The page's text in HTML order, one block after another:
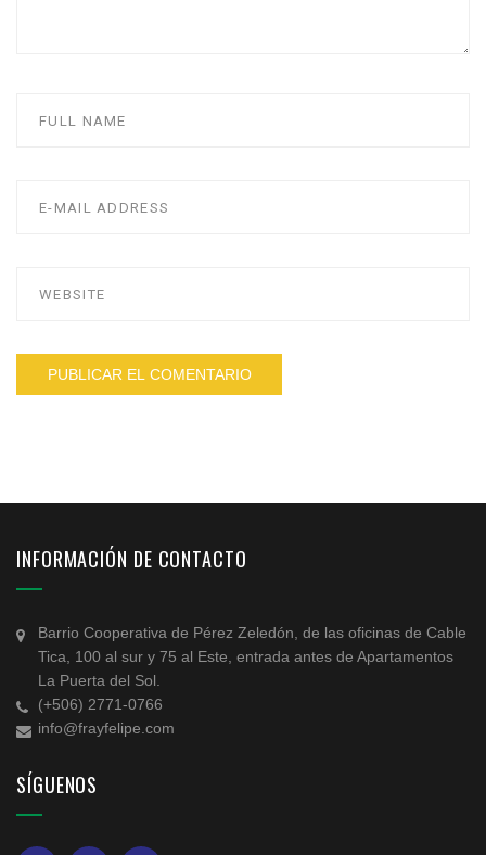
INFORMACIÓN DE CONTACTO
Barrio Cooperativa de Pérez Zeledón, de las oficinas de Cable
Tica, 100 al sur y 75 al Este, entrada antes de Apartamentos
La Puerta del Sol.
(+506) 2771-0766
info@frayfelipe.com
SÍGUENOS